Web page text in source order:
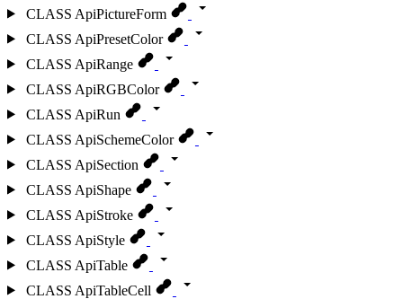
CLASS ApiPictureForm
CLASS ApiPresetColor
CLASS ApiRange
CLASS ApiRGBColor
CLASS ApiRun
CLASS ApiSchemeColor
CLASS ApiSection
CLASS ApiShape
CLASS ApiStroke
CLASS ApiStyle
CLASS ApiTable
CLASS ApiTableCell